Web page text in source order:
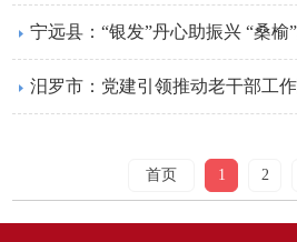
宁远县：“银发”丹心助振兴 “桑榆
汨罗市：党建引领推动老干部工
首页 1 2